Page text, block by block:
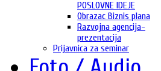
POSLOVNE IDEJE
Obrazac Biznis plana
Razvojna agencija-
prezentacija
Prijavnica za seminar